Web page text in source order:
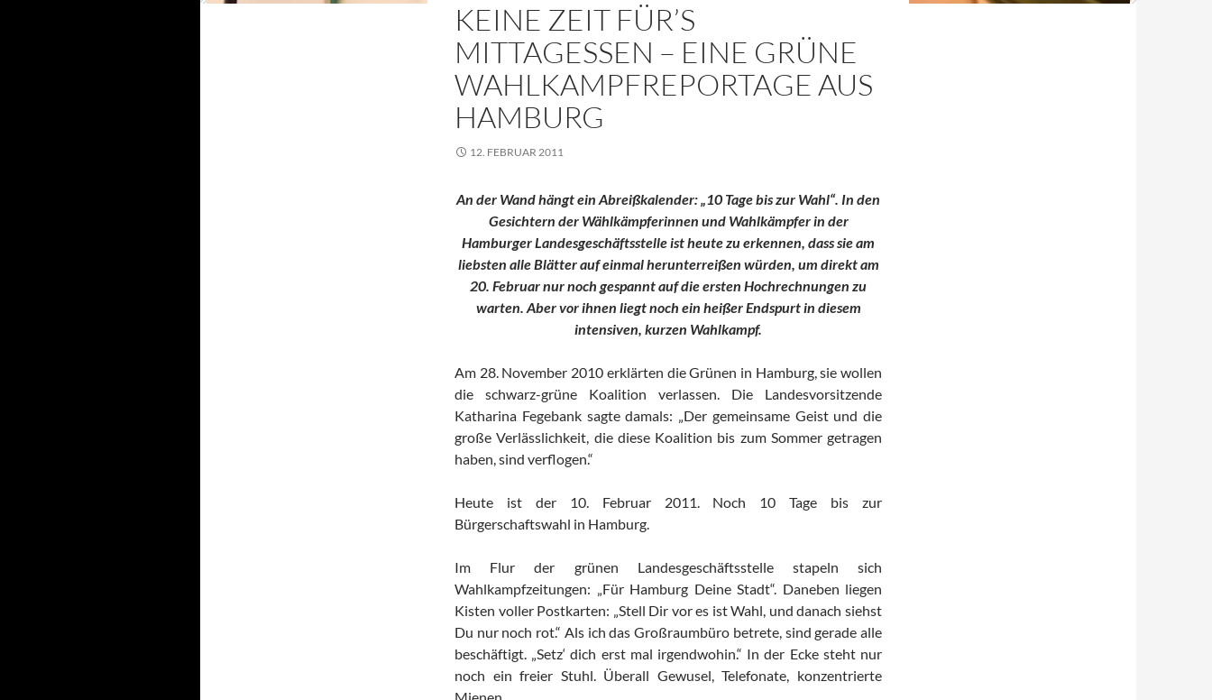
KEINE ZEIT FÜR’S
MITTAGESSEN – EINE GRÜNE
WAHLKAMPFREPORTAGE AUS
HAMBURG
12. FEBRUAR 2011
An der Wand hängt ein Abreißkalender: „10 Tage bis zur Wahl“. In den
Gesichtern der Wählkämpferinnen und Wahlkämpfer in der
Hamburger Landesgeschäftsstelle ist heute zu erkennen, dass sie am
liebsten alle Blätter auf einmal herunterreißen würden, um direkt am
20. Februar nur noch gespannt auf die ersten Hochrechnungen zu
warten. Aber vor ihnen liegt noch ein heißer Endspurt in diesem
intensiven, kurzen Wahlkampf.
Am 28. November 2010 erklärten die Grünen in Hamburg, sie wollen
die schwarz-grüne Koalition verlassen. Die Landesvorsitzende
Katharina Fegebank sagte damals: „Der gemeinsame Geist und die
große Verlässlichkeit, die diese Koalition bis zum Sommer getragen
haben, sind verflogen.“
Heute ist der 10. Februar 2011. Noch 10 Tage bis zur
Bürgerschaftswahl in Hamburg.
Im Flur der grünen Landesgeschäftsstelle stapeln sich
Wahlkampfzeitungen: „Für Hamburg Deine Stadt“. Daneben liegen
Kisten voller Postkarten: „Stell Dir vor es ist Wahl, und danach siehst
Du nur noch rot.“ Als ich das Großraumbüro betrete, sind gerade alle
beschäftigt. „Setz‘ dich erst mal irgendwohin.“ In der Ecke steht nur
noch ein freier Stuhl. Überall Gewusel, Telefonate, konzentrierte